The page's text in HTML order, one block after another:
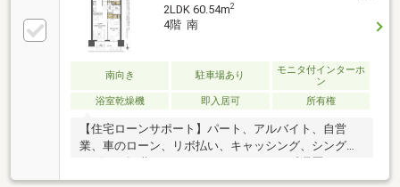
2LDK 60.54m2
4階 南
南向き 駐車場あり
モニタ付インターホ
ン
浴室乾燥機
即入居可 所有権
【住宅ローンサポート】パート、アルバイト、自営
業、車のローン、リボ払い、キャッシング、シングル
など住宅ローン審査が不安、「自分は無理かも…」と